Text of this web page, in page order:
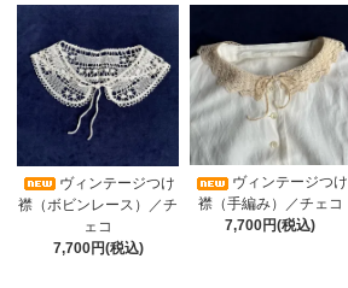
ヴィンテージつけ
襟（ボビンレース）／チ
ェコ
7,700円(税込)
ヴィンテージつけ
襟（手編み）／チェコ
7,700円(税込)